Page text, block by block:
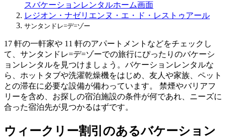
スバケーションレンタルホーム画面
レジオン・ナゼリエンヌ・エ・ド・レストゥアール
サンタンドレ=デ=ゾー
17 軒の一軒家や 11 軒のアパートメントなどをチェックし
て、サンタンドレ=デ=ゾーでの旅行にぴったりのバケーシ
ョンレンタルを見つけましょう。バケーションレンタルな
ら、ホットタブや洗濯乾燥機をはじめ、友人や家族、ペット
との滞在に必要な設備が備わっています。 禁煙やバリアフ
リーを含め、お探しの宿泊施設の条件が何であれ、ニーズに
合った宿泊先が見つかるはずです。
ウィークリー割引のあるバケーション